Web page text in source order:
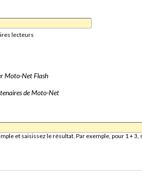
lecteurs
Moto-Net Flash
de Moto-Net
et saisissez le résultat. Par exemple, pour 1 + 3,